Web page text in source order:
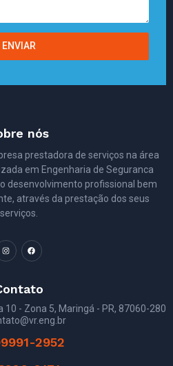
ENVIAR
nós
prestadora de serviços na área
em Engenharia de Seguranca
desenvolvimento profissional bem
através da prestação dos seus
serviços.
10 - Zona 5, Maringá - PR, 87060-280
2952